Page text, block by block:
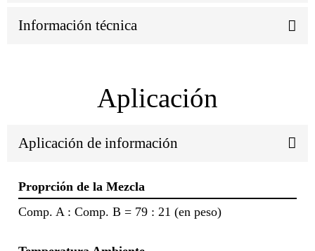
Información técnica
Aplicación
Aplicación de información
Proprción de la Mezcla
Comp. A : Comp. B = 79 : 21 (en peso)